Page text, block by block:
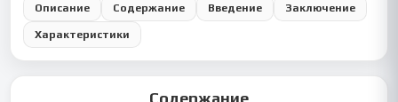
Описание Содержание Введение Заключение
Характеристики
Содержание